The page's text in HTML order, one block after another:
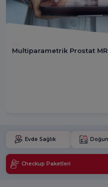
Multiparametrik Prostat
Evde Sağlık
Checkup Paketleri